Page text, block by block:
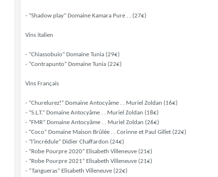
- “Shadow play” Domaine Kamara Pure . . (27€)
Vins italien
- “Chiassobuio” Domaine Tunia (29€)
- “Contrapunto” Domaine Tunia (22€)
Vins Français
- “Churelurez!” Domaine Antocyâme . . Muriel Zoldan (16€)
- “S.L.T.” Domaine Antocyâme . . Muriel Zoldan (18€)
- “FMR” Domaine Antocyâme . . Muriel Zoldan (26€)
- “Coco” Domaine Maison Brûlée . . Corinne et Paul Gillet (22€)
- “l’incrédule” Didier Chaffardon (24€)
- “Robe Pourpre 2020” Elisabeth Villeneuve (21€)
- “Robe Pourpre 2021” Elisabeth Villeneuve (21€)
- “Tangueras” Elisabeth Villeneuve (22€)